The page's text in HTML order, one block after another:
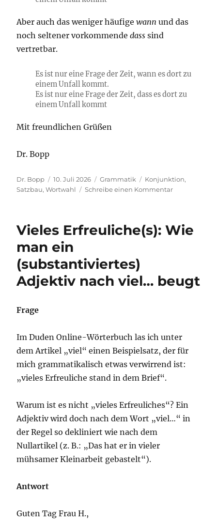
Aber auch das weniger häufigewann und das
noch seltener vorkommendedass sind
vertretbar.
Es ist nur eine Frage der Zeit, wann es dort zu
einem Unfall kommt.
Es ist nur eine Frage der Zeit, dass es dort zu
einem Unfall kommt
Mit freundlichen Grüßen
Dr. Bopp
Autor
Dr. Bopp
Veröffentlicht
am
10. Juli 2026 Kategorien
Grammatik Schlagwörter
Konjunktion,
Satzbau,Wortwahl Schreibe einen Kommentarzu
eine
…
Vieles Erfreuliche(s): Wie
man ein
(substantiviertes)
Adjektiv nach viel… beugt
Frage
Im Duden Online-Wörterbuch las ich unter
dem Artikel „viel“ einen Beispielsatz, der für
mich grammatikalisch etwas verwirrend ist:
„vieles Erfreuliche stand in dem Brief“.
Warum ist es nicht „vieles Erfreuliches“? Ein
Adjektiv wird doch nach dem Wort „viel…“ in
der Regel so dekliniert wie nach dem
Nullartikel (z. B.: „Das hat er in vieler
mühsamer Kleinarbeit gebastelt“).
Antwort
Guten Tag Frau H.,